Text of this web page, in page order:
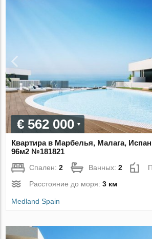
€ 562 000
Квартира в Марбелья, Малага,
96м2 №181821
Спален:2 Ванных:2
Расстояние до моря:3 км
Medland Spain